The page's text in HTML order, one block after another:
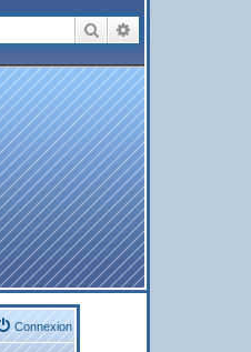
Rechercher
Connexion